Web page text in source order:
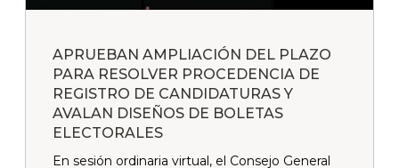
APRUEBAN AMPLIACIÓN DEL PLAZO
PARA RESOLVER PROCEDENCIA DE
REGISTRO DE CANDIDATURAS Y
AVALAN DISEÑOS DE BOLETAS
ELECTORALES
En sesión ordinaria virtual, el Consejo General